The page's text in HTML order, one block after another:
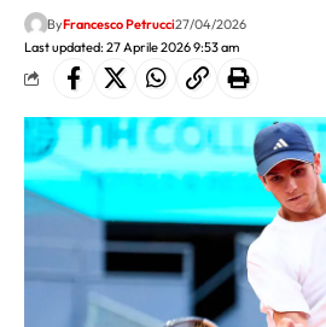
Last updated: 27 Aprile 2026 9:53 am
ByFrancesco Petrucci27/04/2026